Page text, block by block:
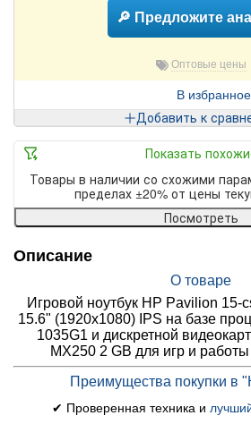
🔎 Предложите
Оптовые цены
В избранное
Добавить к
Показать
Товары в наличии со схожими
пределах ±20% от цены
Посмотреть
Описание
О товаре
Игровой ноутбук HP Pavilion 15-
15.6" (1920x1080) IPS на базе
1035G1 и дискретной
MX250 2 GB для игр и
Преимущества покупки в
✔ Проверенная техника и